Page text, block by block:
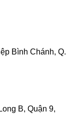
Bình Chánh, Q.
B, Quận 9,